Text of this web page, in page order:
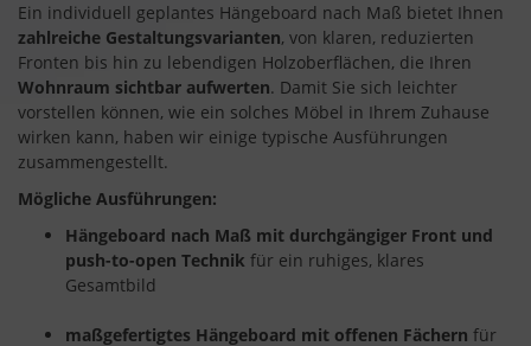
Ein individuell geplantes Hängeboard nach Maß bietet Ihnen
zahlreiche Gestaltungsvarianten, von klaren, reduzierten
Fronten bis hin zu lebendigen Holzoberflächen, die Ihren
Wohnraum sichtbar aufwerten. Damit Sie sich leichter
vorstellen können, wie ein solches Möbel in Ihrem Zuhause
wirken kann, haben wir einige typische Ausführungen
zusammengestellt.
Mögliche Ausführungen:
Hängeboard nach Maß mit durchgängiger Front und
push-to-open Technik für ein ruhiges, klares
Gesamtbild
maßgefertigtes Hängeboard mit offenen Fächern für